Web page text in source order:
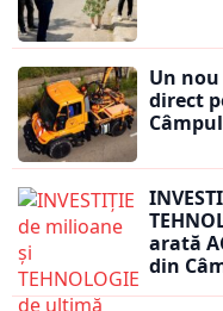
Un nou
direct
arată
din